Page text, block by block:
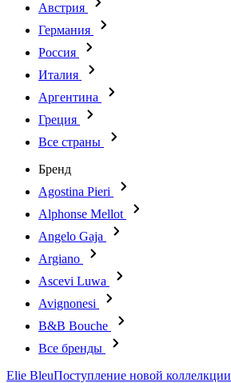
Австрия
Германия
Россия
Италия
Аргентина
Греция
Все страны
Бренд
Agostina Pieri
Alphonse Mellot
Angelo Gaja
Argiano
Ascevi Luwa
Avignonesi
B&B Bouche
Все бренды
Elie BleuПоступление новой коллелкции